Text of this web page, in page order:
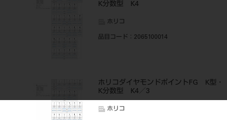
K分数型 K4
ホリコ
品目コード ：2065100014
ホリコダイヤモンドポイントFG K型・
K分数型 K4／3
ホリコ